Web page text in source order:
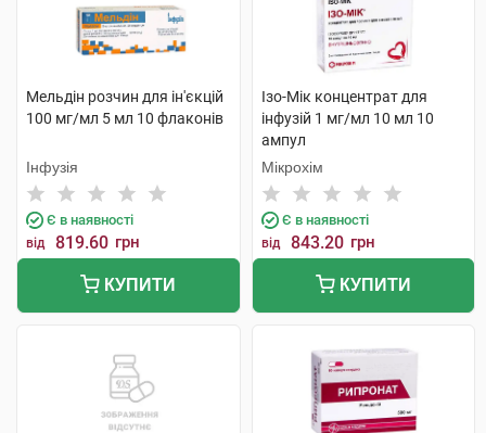
Мельдін розчин для ін'єкцій
100 мг/мл 5 мл 10 флаконів
Інфузія
Є в наявності
від 819.60 грн
КУПИТИ
Ізо-Мік концентрат для
інфузій 1 мг/мл 10 мл 10
ампул
Мікрохім
Є в наявності
від 843.20 грн
КУПИТИ